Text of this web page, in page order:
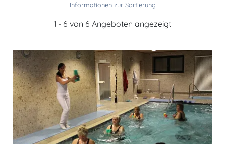
Informationen zur Sortierung
1 - 6 von 6 Angeboten angezeigt